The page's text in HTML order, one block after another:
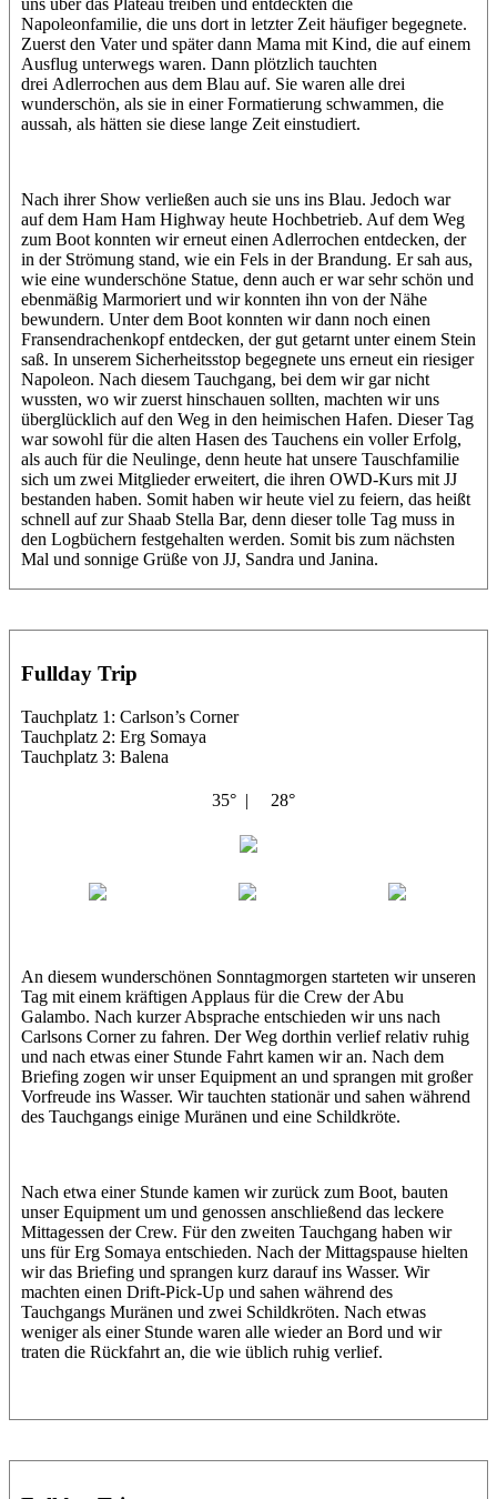
Napoleonfamilie, die uns dort in letzter Zeit häufiger begegnete.
Zuerst den Vater und später dann Mama mit Kind, die auf einem
Ausflug unterwegs waren. Dann plötzlich tauchten
drei Adlerrochen aus dem Blau auf. Sie waren alle drei
wunderschön, als sie in einer Formatierung schwammen, die
aussah, als hätten sie diese lange Zeit einstudiert.
Nach ihrer Show verließen auch sie uns ins Blau. Jedoch war
auf dem Ham Ham Highway heute Hochbetrieb. Auf dem Weg
zum Boot konnten wir erneut einen Adlerrochen entdecken, der
in der Strömung stand, wie ein Fels in der Brandung. Er sah aus,
wie eine wunderschöne Statue, denn auch er war sehr schön und
ebenmäßig Marmoriert und wir konnten ihn von der Nähe
bewundern. Unter dem Boot konnten wir dann noch einen
Fransendrachenkopf entdecken, der gut getarnt unter einem Stein
saß. In unserem Sicherheitsstop begegnete uns erneut ein riesiger
Napoleon. Nach diesem Tauchgang, bei dem wir gar nicht
wussten, wo wir zuerst hinschauen sollten, machten wir uns
überglücklich auf den Weg in den heimischen Hafen. Dieser Tag
war sowohl für die alten Hasen des Tauchens ein voller Erfolg,
als auch für die Neulinge, denn heute hat unsere Tauschfamilie
sich um zwei Mitglieder erweitert, die ihren OWD-Kurs mit JJ
bestanden haben. Somit haben wir heute viel zu feiern, das heißt
schnell auf zur Shaab Stella Bar, denn dieser tolle Tag muss in
den Logbüchern festgehalten werden. Somit bis zum nächsten
Mal und sonnige Grüße von JJ, Sandra und Janina.
Fullday Trip
Tauchplatz 1: Carlson’s Corner
Tauchplatz 2: Erg Somaya
Tauchplatz 3: Balena
35° | 28°
An diesem wunderschönen Sonntagmorgen starteten wir unseren
Tag mit einem kräftigen Applaus für die Crew der Abu
Galambo. Nach kurzer Absprache entschieden wir uns nach
Carlsons Corner zu fahren. Der Weg dorthin verlief relativ ruhig
und nach etwas einer Stunde Fahrt kamen wir an. Nach dem
Briefing zogen wir unser Equipment an und sprangen mit großer
Vorfreude ins Wasser. Wir tauchten stationär und sahen während
des Tauchgangs einige Muränen und eine Schildkröte.
Nach etwa einer Stunde kamen wir zurück zum Boot, bauten
unser Equipment um und genossen anschließend das leckere
Mittagessen der Crew. Für den zweiten Tauchgang haben wir
uns für Erg Somaya entschieden. Nach der Mittagspause hielten
wir das Briefing und sprangen kurz darauf ins Wasser. Wir
machten einen Drift-Pick-Up und sahen während des
Tauchgangs Muränen und zwei Schildkröten. Nach etwas
weniger als einer Stunde waren alle wieder an Bord und wir
traten die Rückfahrt an, die wie üblich ruhig verlief.